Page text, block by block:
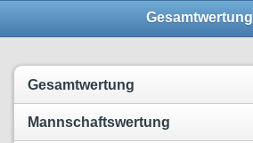
Gesamtwertung
Gesamtwertung
Mannschaftswertung